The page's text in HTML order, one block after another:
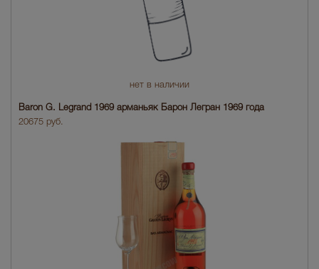
нет в наличии
Baron G. Legrand 1969 арманьяк Барон Легран 1969 года
20675 руб.